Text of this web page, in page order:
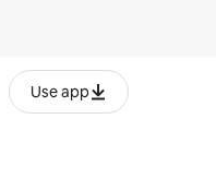
Use app